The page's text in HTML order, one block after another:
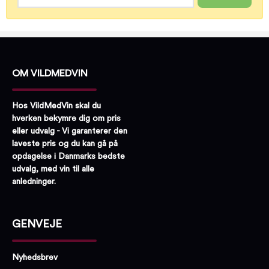
OM VILDMEDVIN
Hos VildMedVin skal du
hverken bekymre dig om pris
eller udvalg - Vi garanterer den
laveste pris og du kan gå på
opdagelse i Danmarks bedste
udvalg, med vin til alle
anledninger.
GENVEJE
Nyhedsbrev